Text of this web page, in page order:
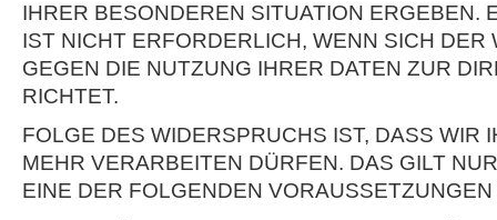
IHRER BESONDEREN SITUATION ERGEBEN.
IST NICHT ERFORDERLICH, WENN SICH DER
GEGEN DIE NUTZUNG IHRER DATEN ZUR
RICHTET.
FOLGE DES WIDERSPRUCHS IST, DASS WIR
MEHR VERARBEITEN DÜRFEN. DAS GILT
EINE DER FOLGENDEN VORAUSSETZUNGEN